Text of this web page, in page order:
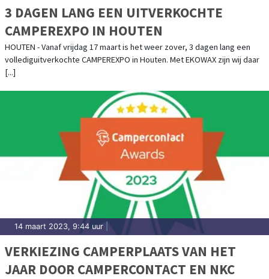
3 DAGEN LANG EEN UITVERKOCHTE
CAMPEREXPO IN HOUTEN
HOUTEN - Vanaf vrijdag 17 maart is het weer zover, 3 dagen lang een
vollediguitverkochte CAMPEREXPO in Houten. Met EKOWAX zijn wij daar
[...]
14 maart 2023, 9:44 uur
VERKIEZING CAMPERPLAATS VAN HET
JAAR DOOR CAMPERCONTACT EN NKC